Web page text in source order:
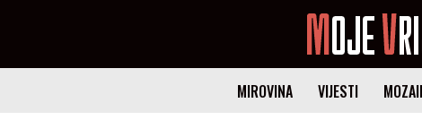
MIROVINA VIJESTI